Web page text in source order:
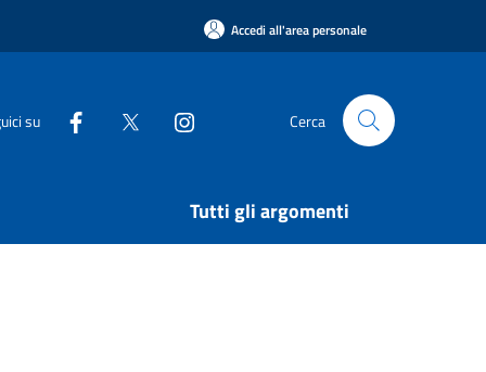
Accedi all'area personale
su Cerca
Tutti gli argomenti